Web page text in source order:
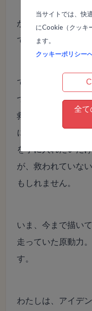
かつて世界を救う
ていたか分からない
でも、実は自分が
つまり空っぽだっ
救うことに全く関
になって得られる
を手に入れたいだ
が、救われていな
もしれません。
いま、今まで描い
走っていた原動力
す。
わたしは、アイデ
当サイトでは、快
にCookie（クッキ
ます。
クッキーポリシー
全て